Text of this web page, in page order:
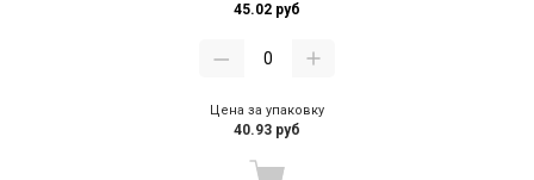
45.02 руб
Цена за упаковку
40.93 руб